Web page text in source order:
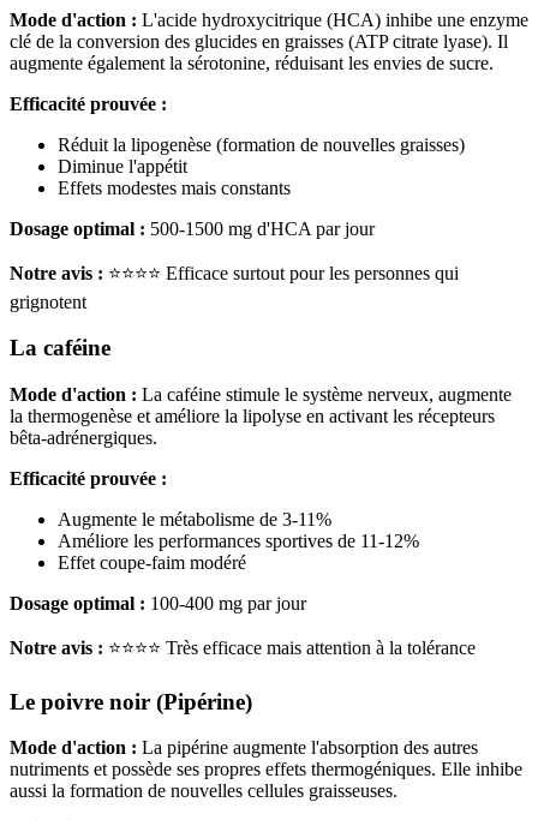
Mode d'action : L'acide hydroxycitrique (HCA) inhibe une enzyme
clé de la conversion des glucides en graisses (ATP citrate lyase). Il
augmente également la sérotonine, réduisant les envies de sucre.
Efficacité prouvée :
Réduit la lipogenèse (formation de nouvelles graisses)
Diminue l'appétit
Effets modestes mais constants
Dosage optimal : 500-1500 mg d'HCA par jour
Notre avis : ⭐⭐⭐⭐ Efficace surtout pour les personnes qui
grignotent
La caféine
Mode d'action : La caféine stimule le système nerveux, augmente
la thermogenèse et améliore la lipolyse en activant les récepteurs
bêta-adrénergiques.
Efficacité prouvée :
Augmente le métabolisme de 3-11%
Améliore les performances sportives de 11-12%
Effet coupe-faim modéré
Dosage optimal : 100-400 mg par jour
Notre avis : ⭐⭐⭐⭐ Très efficace mais attention à la tolérance
Le poivre noir (Pipérine)
Mode d'action : La pipérine augmente l'absorption des autres
nutriments et possède ses propres effets thermogéniques. Elle inhibe
aussi la formation de nouvelles cellules graisseuses.